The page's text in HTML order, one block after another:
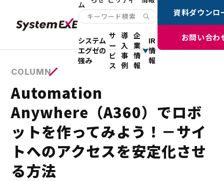
ム
システム
エグゼの
強み
サ
ー
ビ
ス
導
入
事
例
企
業
情
報
IR
情
報
資料ダウンロ
お問い合わ
COLUMN
Automation
Anywhere（A360）でロボ
ットを作ってみよう！－サイ
トへのアクセスを安定化させ
る方法